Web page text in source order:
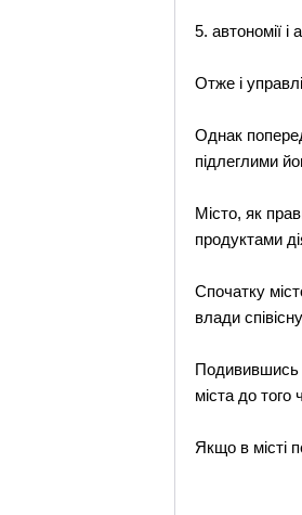
5. автономії і
Отже і
Однак
підлеглими
Місто, як
продуктами
Спочатку
влади
Подивившись
міста до того
Якщо в місті